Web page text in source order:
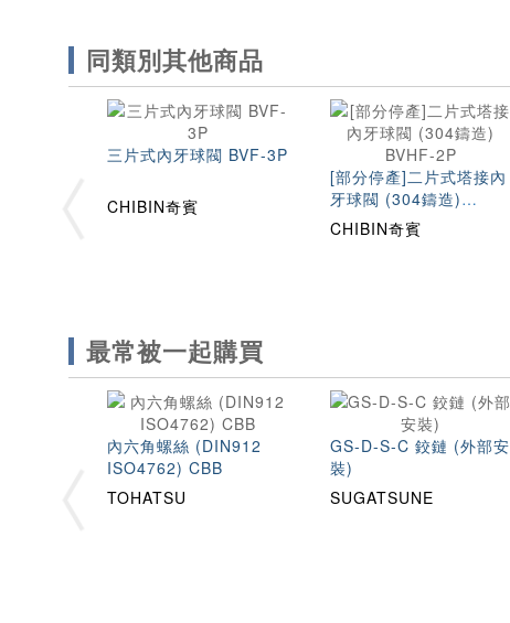
同類別其他商品
三片式內牙球閥 BVF-3P
CHIBIN奇賓
[部分停產]二片式塔接內
牙球閥 (304鑄造)
BVHF-2P
CHIBIN奇賓
最常被一起購買
內六角螺絲 (DIN912
ISO4762) CBB
TOHATSU
GS-D-S-C 鉸鏈 (外部安
裝)
SUGATSUNE